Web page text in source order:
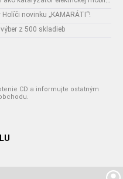
novinku „KAMARÁTI“!
z 500 skladieb
CD a informujte ostatným